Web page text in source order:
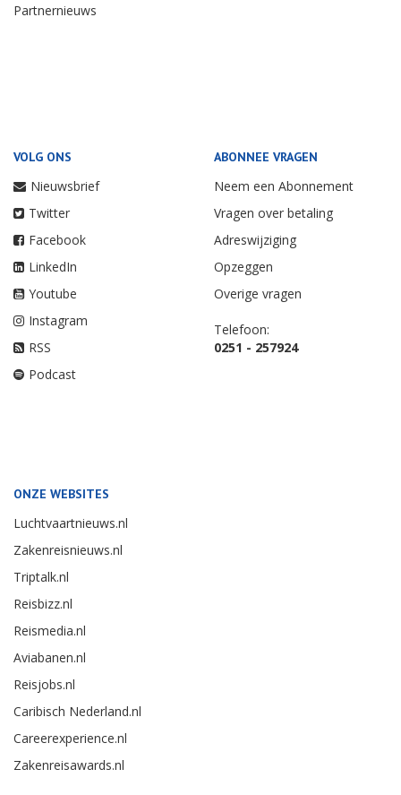
Partnernieuws
VOLG ONS
Nieuwsbrief
Twitter
Facebook
LinkedIn
Youtube
Instagram
RSS
Podcast
ABONNEE VRAGEN
Neem een Abonnement
Vragen over betaling
Adreswijziging
Opzeggen
Overige vragen
Telefoon:
0251 - 257924
ONZE WEBSITES
Luchtvaartnieuws.nl
Zakenreisnieuws.nl
Triptalk.nl
Reisbizz.nl
Reismedia.nl
Aviabanen.nl
Reisjobs.nl
Caribisch Nederland.nl
Careerexperience.nl
Zakenreisawards.nl